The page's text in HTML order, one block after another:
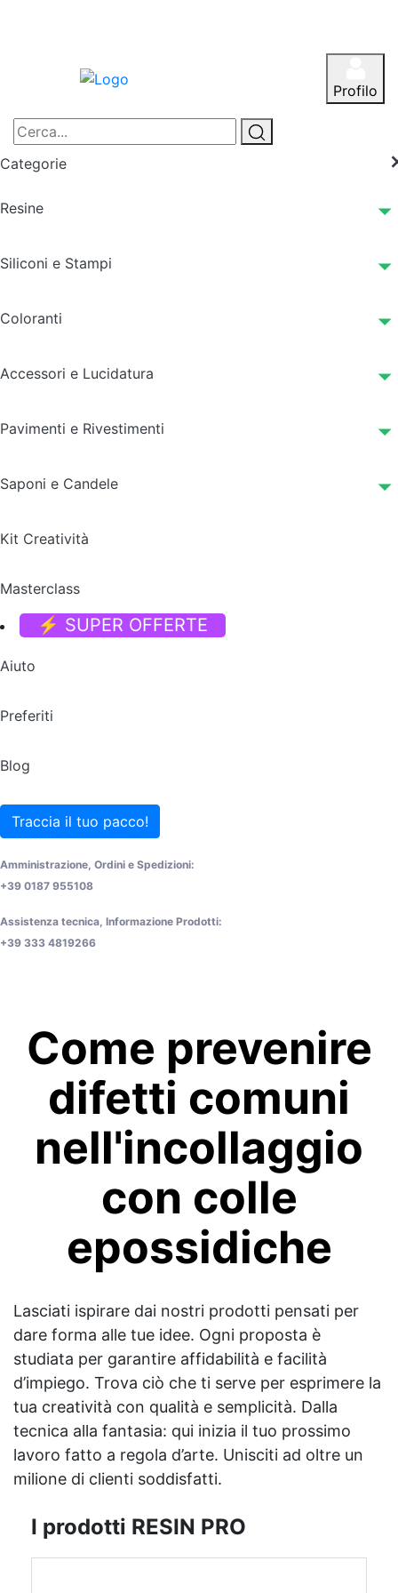
Profilo
Categorie
Resine
Siliconi e Stampi
Coloranti
Accessori e Lucidatura
Pavimenti e Rivestimenti
Saponi e Candele
Kit Creatività
Masterclass
⚡ SUPER OFFERTE
Aiuto
Preferiti
Blog
Traccia il tuo pacco!
Amministrazione, Ordini e Spedizioni:
+39 0187 955108
Assistenza tecnica, Informazione Prodotti:
+39 333 4819266
Come prevenire
difetti comuni
nell'incollaggio
con colle
epossidiche
Lasciati ispirare dai nostri prodotti pensati per
dare forma alle tue idee. Ogni proposta è
studiata per garantire affidabilità e facilità
d’impiego. Trova ciò che ti serve per esprimere la
tua creatività con qualità e semplicità. Dalla
tecnica alla fantasia: qui inizia il tuo prossimo
lavoro fatto a regola d’arte. Unisciti ad oltre un
milione di clienti soddisfatti.
I prodotti RESIN PRO